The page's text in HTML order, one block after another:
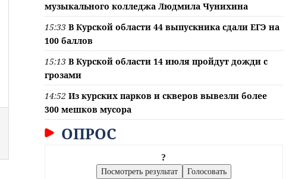
музыкального колледжа Людмила Чунихина
15:33 В Курской области 44 выпускника сдали ЕГЭ на
100 баллов
15:13 В Курской области 14 июля пройдут дожди с
грозами
14:52 Из курских парков и скверов вывезли более
300 мешков мусора
ОПРОС
?